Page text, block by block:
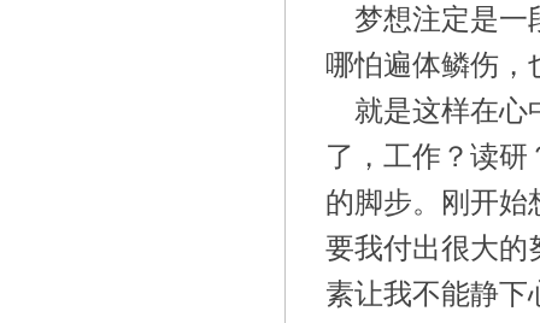
梦想注定是一
哪怕遍体鳞伤，
就是这样在心
了，工作？读研
的脚步。刚开始
要我付出很大的
素让我不能静下